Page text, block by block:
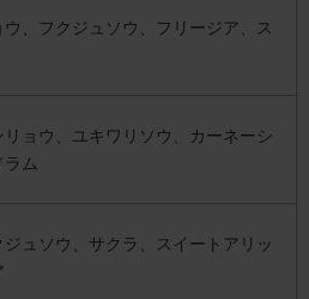
、フクジュソウ、フリージア、ス
リョウ、ユキワリソウ、カーネーシ
ラム
ュソウ、サクラ、スイートアリッ